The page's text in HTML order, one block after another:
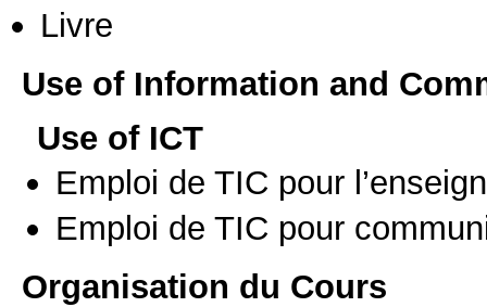
Livre
Use of Information and
Use of ICT
Emploi de TIC pour
Emploi de TIC pour
Organisation du Cours